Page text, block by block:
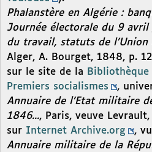
Phalanstère en Algérie :
Journée électorale du 9 avril
du travail, statuts de l’Union
Alger, A. Bourget, 1848, p.
sur le site de la
Premiers socialismes
,
Annuaire de l’Etat militaire
1846..., Paris, veuve
sur Internet Archive.org
,
Annuaire militaire de la